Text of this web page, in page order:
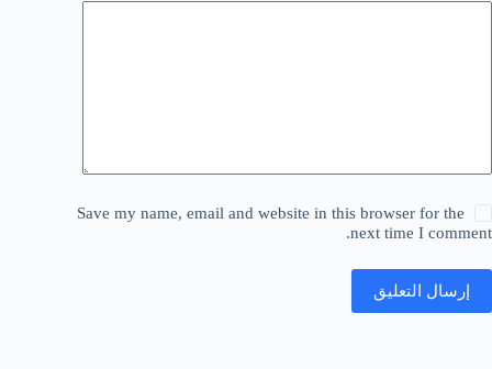
Save my name, email and website in this browser for the
next time I comment.
إرسال التعليق